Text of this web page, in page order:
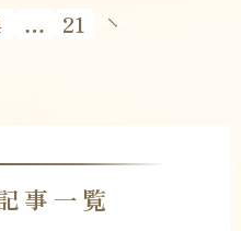
… 21
事一覧